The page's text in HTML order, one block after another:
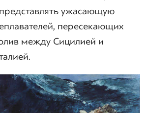
ужасающую
пересекающих
между Сицилией и